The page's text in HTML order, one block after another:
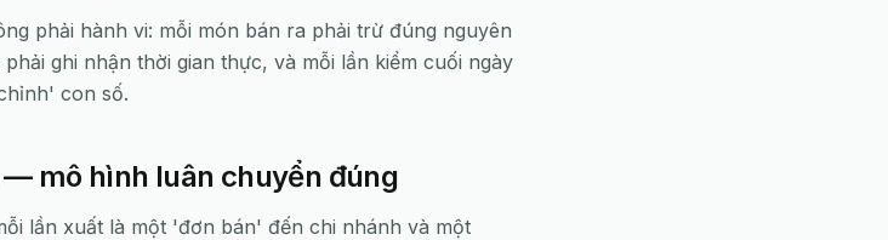
phải hành vi: mỗi món bán ra phải trừ đúng nguyên
ghi nhận thời gian thực, và mỗi lần kiểm cuối ngày
con số.
mô hình luân chuyển đúng
lần xuất là một 'đơn bán' đến chi nhánh và một